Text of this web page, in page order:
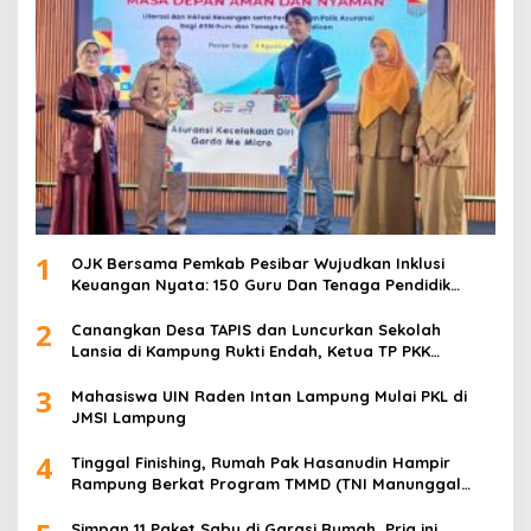
1
OJK Bersama Pemkab Pesibar Wujudkan Inklusi
Keuangan Nyata: 150 Guru Dan Tenaga Pendidik
2
Canangkan Desa TAPIS dan Luncurkan Sekolah
Lansia di Kampung Rukti Endah, Ketua TP PKK
Desa
3
Mahasiswa UIN Raden Intan Lampung Mulai PKL di
JMSI Lampung
4
Tinggal Finishing, Rumah Pak Hasanudin Hampir
Rampung Berkat Program TMMD (TNI Manunggal